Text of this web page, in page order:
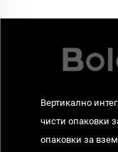
Вертикално
чисти опаковки
опаковки за